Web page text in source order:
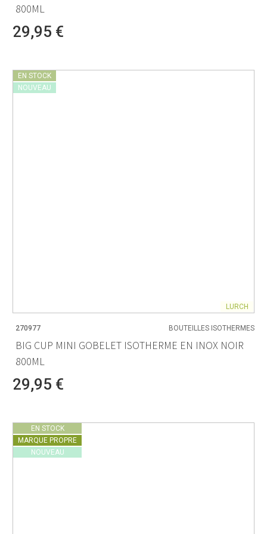
800ML
29,95 €
EN STOCK
NOUVEAU
LURCH
270977 BOUTEILLES ISOTHERMES
BIG CUP MINI GOBELET ISOTHERME EN INOX NOIR
800ML
29,95 €
EN STOCK
MARQUE PROPRE
NOUVEAU